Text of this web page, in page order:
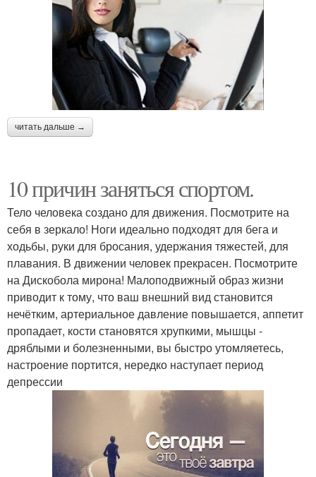
читать дальше →
10 причин заняться спортом.
Тело человека создано для движения. Посмотрите на
себя в зеркало! Ноги идеально подходят для бега и
ходьбы, руки для бросания, удержания тяжестей, для
плавания. В движении человек прекрасен. Посмотрите
на Дискобола мирона! Малоподвижный образ жизни
приводит к тому, что ваш внешний вид становится
нечётким, артериальное давление повышается, аппетит
пропадает, кости становятся хрупкими, мышцы -
дряблыми и болезненными, вы быстро утомляетесь,
настроение портится, нередко наступает период
депрессии